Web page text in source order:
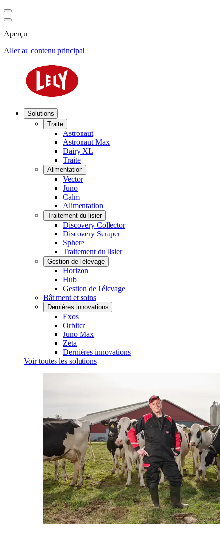
Aperçu
Aller au contenu principal
Solutions
Traite
Astronaut
Astronaut Max
Dairy XL
Traite
Alimentation
Vector
Juno
Calm
Alimentation
Traitement du lisier
Discovery Collector
Discovery Scraper
Sphere
Traitement du lisier
Gestion de l'élevage
Horizon
Hub
Gestion de l'élevage
Bâtiment et soins
Dernières innovations
Exos
Orbiter
Juno Max
Zeta
Dernières innovations
Voir toutes les solutions